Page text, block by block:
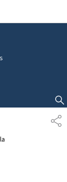
AFFICHER / MASQUER LA RECHERCHE
P
A